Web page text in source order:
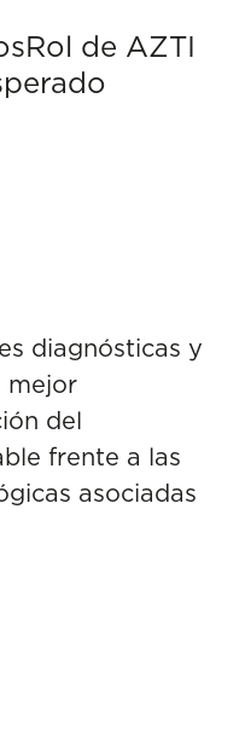
Rol de AZTI
diagnósticas y
mejor
del
frente a las
asociadas